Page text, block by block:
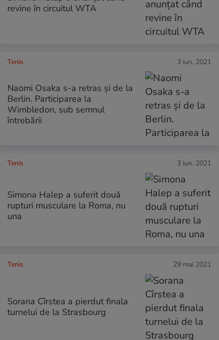
revine în circuitul WTA
Tenis 3 iun. 2021
Naomi Osaka s-a retras și de la
Berlin. Participarea la
Wimbledon, sub semnul
întrebării
Tenis 3 iun. 2021
Simona Halep a suferit două
rupturi musculare la Roma, nu
una
Tenis 29 mai 2021
Sorana Cîrstea a pierdut finala
turnelui de la Strasbourg